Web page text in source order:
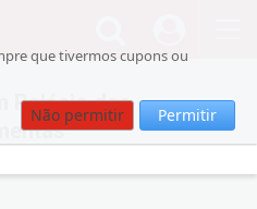
que tivermos cupons ou
Não permitir Permitir
Palácio das